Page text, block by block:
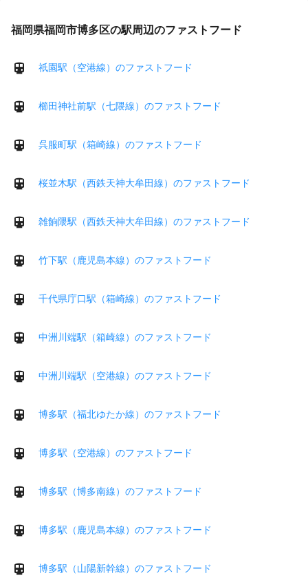
福岡県福岡市博多区の駅周辺のファストフード
祇園駅（空港線）のファストフード
櫛田神社前駅（七隈線）のファストフード
呉服町駅（箱崎線）のファストフード
桜並木駅（西鉄天神大牟田線）のファストフード
雑餉隈駅（西鉄天神大牟田線）のファストフード
竹下駅（鹿児島本線）のファストフード
千代県庁口駅（箱崎線）のファストフード
中洲川端駅（箱崎線）のファストフード
中洲川端駅（空港線）のファストフード
博多駅（福北ゆたか線）のファストフード
博多駅（空港線）のファストフード
博多駅（博多南線）のファストフード
博多駅（鹿児島本線）のファストフード
博多駅（山陽新幹線）のファストフード